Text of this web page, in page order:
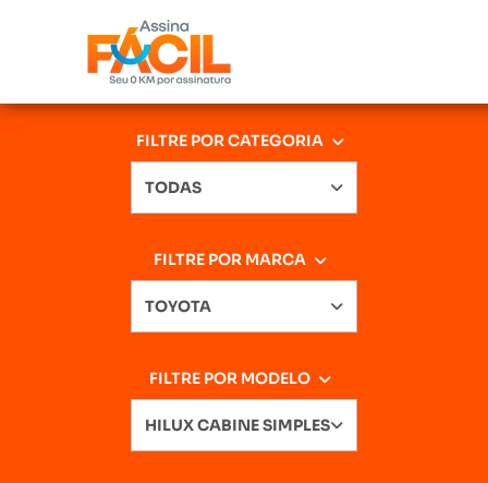
FILTRE POR CATEGORIA
TODAS
FILTRE POR MARCA
TOYOTA
FILTRE POR MODELO
HILUX CABINE SIMPLES